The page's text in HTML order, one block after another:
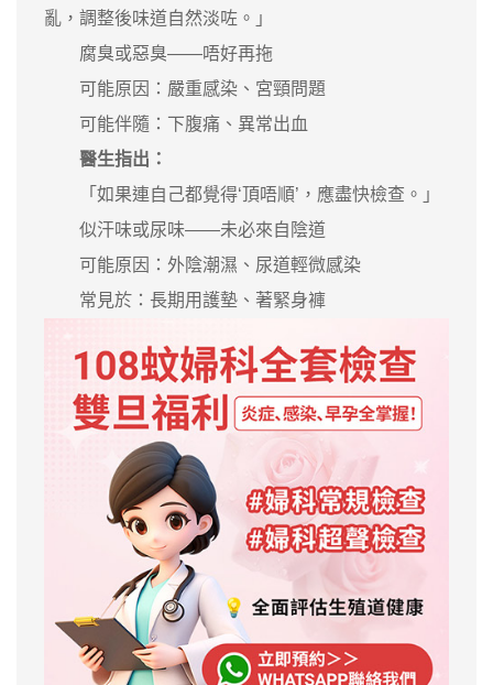
亂，調整後味道自然淡咗。」
腐臭或惡臭——唔好再拖
可能原因：嚴重感染、宮頸問題
可能伴隨：下腹痛、異常出血
醫生指出：
「如果連自己都覺得‘頂唔順’，應盡快檢查。」
似汗味或尿味——未必來自陰道
可能原因：外陰潮濕、尿道輕微感染
常見於：長期用護墊、著緊身褲